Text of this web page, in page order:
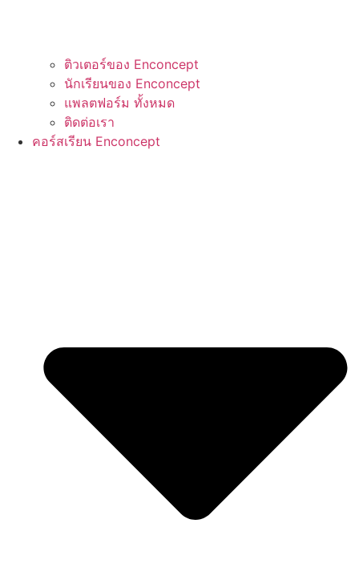
ติวเตอร์ของ Enconcept
นักเรียนของ Enconcept
แพลตฟอร์ม ทั้งหมด
ติดต่อเรา
คอร์สเรียน Enconcept